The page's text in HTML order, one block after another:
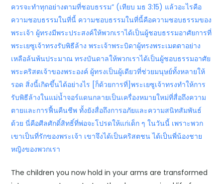
ควรจะทำทุกอย่างตามที่ชอบธรรม” (เทียบ มธ 3:15) แล้วอะไรคือ
ความชอบธรรมในที่นี้ ความชอบธรรมในที่นี้คือความชอบธรรมของ
พระเจ้า ผู้ทรงมีพระประสงค์ให้พวกเราได้เป็นผู้ชอบธรรมอาศัยการที่
พระเยซูเจ้าทรงรับพิธีล้าง พระเจ้าพระบิดาผู้ทรงพระเมตตาอย่าง
เหลือล้นพ้นประมาณ ทรงบันดาลให้พวกเราได้เป็นผู้ชอบธรรมอาศัย
พระคริสตเจ้าของพระองค์ ผู้ทรงเป็นผู้เดียวที่ช่วยมนุษย์ทั้งหลายให้
รอด สิ่งนี้เกิดขึ้นได้อย่างไร [ก็ด้วยการที่]พระเยซูเจ้าทรงทำให้การ
รับพิธีล้างในแม่น้ำจอร์แดนกลายเป็นเครื่องหมายใหม่ที่สื่อถึงความ
ตายและการฟื้นคืนชีพ ทั้งยังสื่อถึงการอภัยและความสนิทสัมพันธ์
ด้วย นี่คือศีลศักดิ์สิทธิ์ที่พ่อจะโปรดให้แก่เด็ก ๆ ในวันนี้ เพราะพวก
เขาเป็นที่รักของพระเจ้า เขาจึงได้เป็นคริสตชน ได้เป็นพี่น้องชาย
หญิงของพวกเรา
The children you now hold in your arms are transformed